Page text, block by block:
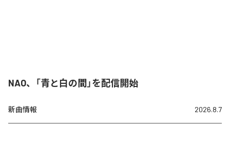
NAO、「青と白の間」を配信開始
新曲情報 2026.8.7